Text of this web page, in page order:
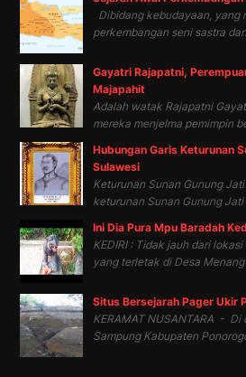
Dibidang kebudayaan, yang
perkembangan seni sastra
Gayatri Rajapatni,
Majapahit
Adalah watak Rajapatni
mereka menjelma pemimpin
Hubungan Garis Keturunan
Sulawesi
Keturunan Sunan Gunung
keturunan Sunan Gunung
Ini Dia Pura Mpu Baradah
KEDIRI : Tidak jauh dari
yang terletak di Desa
Situs Bersejarah Pager Ukir
KERAMAT NUSANTARA -
Sampung Kabupaten